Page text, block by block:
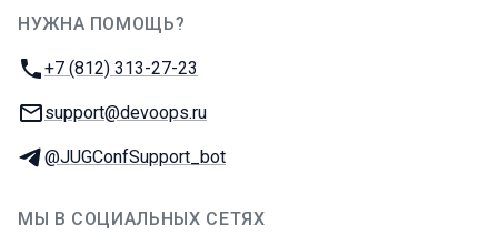
НУЖНА ПОМОЩЬ?
Телефон:
+7 (812) 313-27-23
E-mail:
support@devoops.ru
Телеграм:
@JUGConfSupport_bot
МЫ В СОЦИАЛЬНЫХ СЕТЯХ